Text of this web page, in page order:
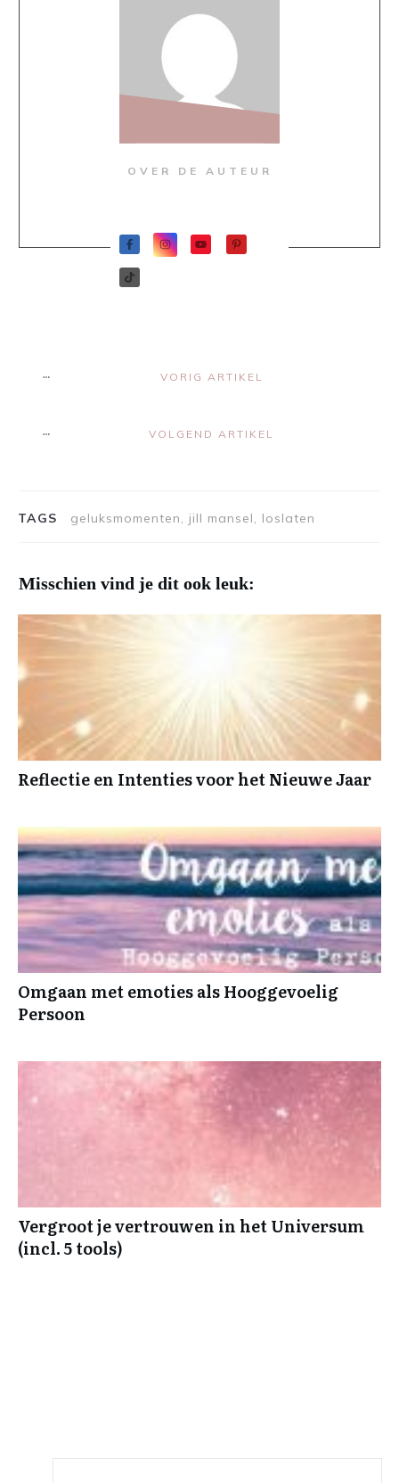
OVER DE AUTEUR
VORIG ARTIKEL
VOLGEND ARTIKEL
TAGS geluksmomenten, jill mansel, loslaten
Misschien vind je dit ook leuk:
Reflectie en Intenties voor het Nieuwe Jaar
Omgaan met emoties als Hooggevoelig
Persoon
Vergroot je vertrouwen in het Universum
(incl. 5 tools)